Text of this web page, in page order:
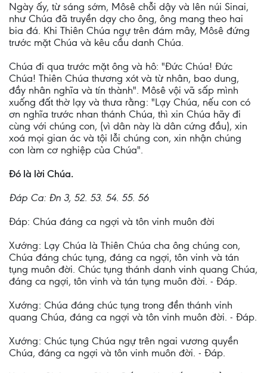
Ngày ấy, từ sáng sớm, Môsê chỗi dậy và lên núi Sinai,
như Chúa đã truyền dạy cho ông, ông mang theo hai
bia đá. Khi Thiên Chúa ngự trên đám mây, Môsê đứng
trước mặt Chúa và kêu cầu danh Chúa.
Chúa đi qua trước mặt ông và hô: "Ðức Chúa! Ðức
Chúa! Thiên Chúa thương xót và từ nhân, bao dung,
đầy nhân nghĩa và tín thành". Môsê vội vã sấp mình
xuống đất thờ lạy và thưa rằng: "Lạy Chúa, nếu con có
ơn nghĩa trước nhan thánh Chúa, thì xin Chúa hãy đi
cùng với chúng con, (vì dân này là dân cứng đầu), xin
xoá mọi gian ác và tội lỗi chúng con, xin nhận chúng
con làm cơ nghiệp của Chúa".
Ðó là lời Chúa.
Ðáp Ca: Ðn 3, 52. 53. 54. 55. 56
Ðáp: Chúa đáng ca ngợi và tôn vinh muôn đời
Xướng: Lạy Chúa là Thiên Chúa cha ông chúng con,
Chúa đáng chúc tụng, đáng ca ngợi, tôn vinh và tán
tụng muôn đời. Chúc tụng thánh danh vinh quang Chúa,
đáng ca ngợi, tôn vinh và tán tụng muôn đời. - Ðáp.
Xướng: Chúa đáng chúc tụng trong đền thánh vinh
quang Chúa, đáng ca ngợi và tôn vinh muôn đời. - Ðáp.
Xướng: Chúc tụng Chúa ngự trên ngai vương quyền
Chúa, đáng ca ngợi và tôn vinh muôn đời. - Ðáp.